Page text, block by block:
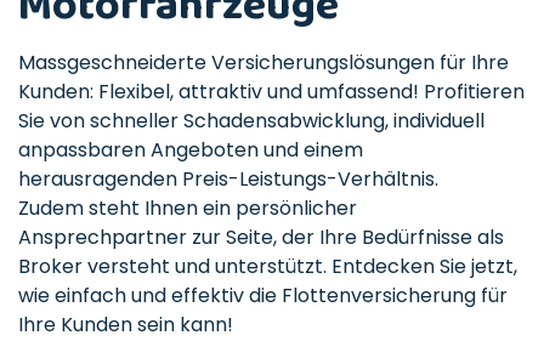
Massgeschneiderte Versicherungslösungen für Ihre
Kunden: Flexibel, attraktiv und umfassend! Profitieren
Sie von schneller Schadensabwicklung, individuell
anpassbaren Angeboten und einem
herausragenden Preis-Leistungs-Verhältnis.
Zudem steht Ihnen ein persönlicher
Ansprechpartner zur Seite, der Ihre Bedürfnisse als
Broker versteht und unterstützt. Entdecken Sie jetzt,
wie einfach und effektiv die Flottenversicherung für
Ihre Kunden sein kann!